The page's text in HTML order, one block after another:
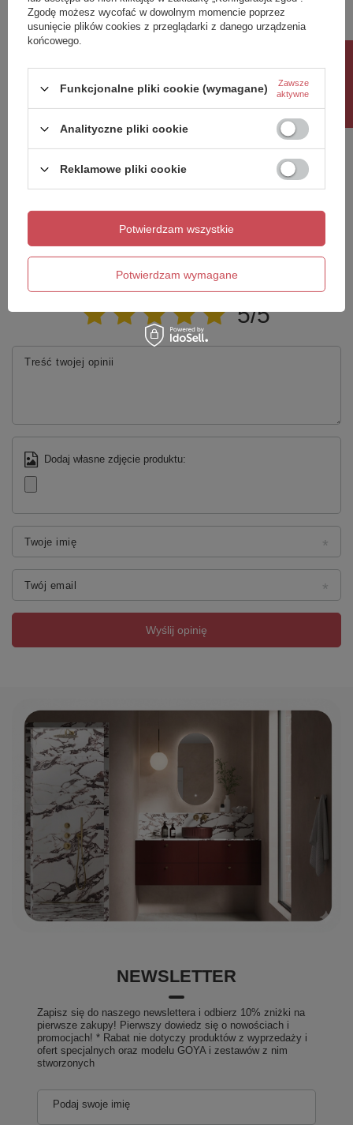
źródło światła LED wbudowane
kolor biały
Kod produktów polecanych:
7081-0306,6081-0106,6033-
0106,6032-0106
Potrzebujesz pomocy? Masz pytania?
Zadaj pytanie a my odpowiemy niezwłocznie,
najciekawsze pytania i odpowiedzi publikując
dla innych.
Zadaj pytanie
Napisz swoją opinię
Twoja ocena:
5/5
Treść twojej opinii
Dodaj własne zdjęcie produktu:
Twoje imię
Twój email
Wyślij opinię
NEWSLETTER
Zapisz się do naszego newslettera i odbierz 10% zniżki na
pierwsze zakupy! Pierwszy dowiedz się o nowościach i
promocjach! * Rabat nie dotyczy produktów z wyprzedaży i
ofert specjalnych oraz modelu GOYA i zestawów z nim
stworzonych
Podaj swoje imię
Zgodę możesz wycofać w dowolnym momencie poprzez
usunięcie plików cookies z przeglądarki z danego urządzenia
końcowego.
Funkcjonalne pliki cookie (wymagane)
Zawsze
aktywne
Analityczne pliki cookie
Reklamowe pliki cookie
Potwierdzam wymagane
Potwierdzam wszystkie